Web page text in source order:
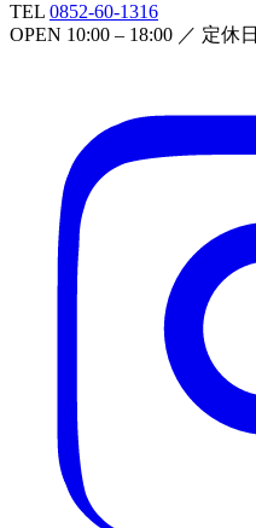
TEL 0852-60-1316
OPEN 10:00 – 18:00 ／ 定休日